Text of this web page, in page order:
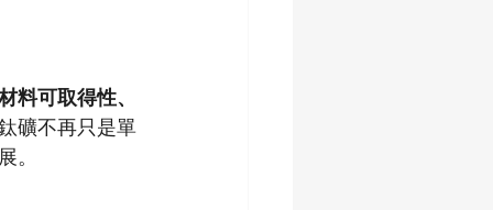
料可取得性、
礦不再只是單
。